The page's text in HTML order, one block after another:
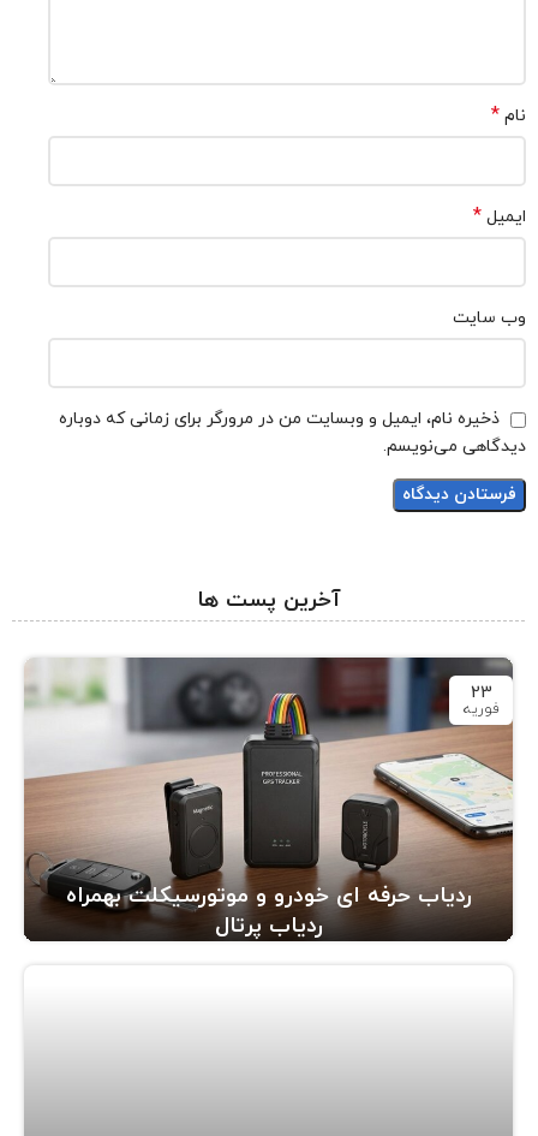
نام *
ایمیل *
وب‌ سایت
ذخیره نام، ایمیل و وبسایت من در مرورگر برای زمانی که دوباره
دیدگاهی می‌نویسم.
آخرین پست ها
23
فوریه
ردیاب حرفه ای خودرو و موتورسیکلت بهمراه
ردیاب پرتال